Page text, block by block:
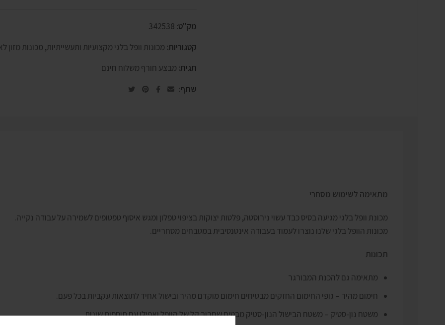
מק"ט: 342538
קטגוריות: מכונות וופל בלגי מקצועיות ותעשייתיות, מכונות מזון
תגית: מבצע חורף משלוח חינם
שתף:
מתאימה לשימוש מסחרי
מכונת וופל בלגי מגיעה בסיס כבד עשוי נירוסטה, פלטות יצוקות בציפוי טפלון ומגש איסוף טפטופים לשמירה על עבודה נקייה.
מכונות הוופל בלגי שלנו נוצרו לעמוד בעבודה אינטנסיבית במטבחים מסחריים.
תכונות
מתאימה גם להכנת המבורגר
חימום מהיר – גופי החימום החזקים מבטיחים חימום מוקדם מהיר ובישול אחיד לתוצאות עקביות בכל פעם.
משטח נון-סטיק – משטח הבישול הנון-סטיק מבטיח שחרור קל של הוופל ואפילו עם תוספות שונות.